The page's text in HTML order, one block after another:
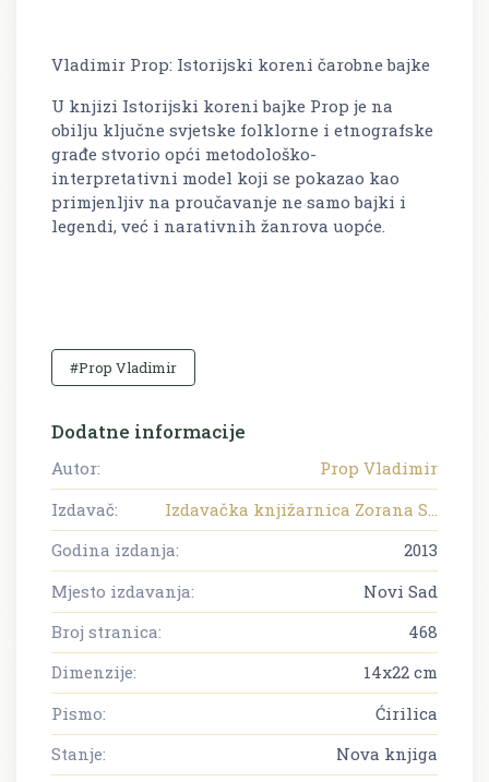
Vladimir Prop: Istorijski koreni čarobne bajke
U knjizi Istorijski koreni bajke Prop je na
obilju ključne svjetske folklorne i etnografske
građe stvorio opći metodološko-
interpretativni model koji se pokazao kao
primjenljiv na proučavanje ne samo bajki i
legendi, već i narativnih žanrova uopće.
#Prop Vladimir
Dodatne informacije
Autor:
Prop Vladimir
Izdavač:
Izdavačka knjižarnica Zorana S...
Godina izdanja:
2013
Mjesto izdavanja:
Novi Sad
Broj stranica:
468
Dimenzije:
14x22 cm
Pismo:
Ćirilica
Stanje:
Nova knjiga